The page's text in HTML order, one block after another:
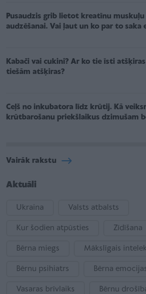
Pusaudzis grib lietot kreatīnu muskuļu
audzēšanai. Vai ļaut un ko par to saka
Kabači vai cukini? Ar ko tie īsti
tiešām atšķiras?
Ceļš no inkubatora līdz krūtij. Kā
krūtbarošanu priekšlaikus dzimušam
Vairāk rakstu
Aktuāli
Ukraina Valsts atbalsts
Kur šodien atpūsties Zīdīšana
Bērna miegs Mākslīgais
Bērnu psihiatrs Bērna
Vasaras brīvlaiks Bērnu